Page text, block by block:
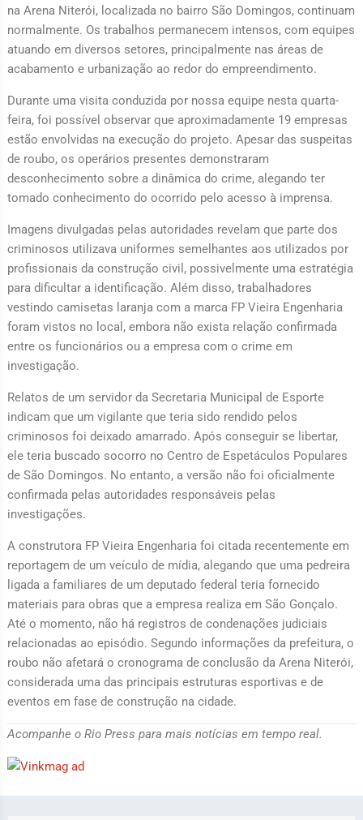
na Arena Niterói, localizada no bairro São Domingos, continuam
normalmente. Os trabalhos permanecem intensos, com equipes
atuando em diversos setores, principalmente nas áreas de
acabamento e urbanização ao redor do empreendimento.
Durante uma visita conduzida por nossa equipe nesta quarta-
feira, foi possível observar que aproximadamente 19 empresas
estão envolvidas na execução do projeto. Apesar das suspeitas
de roubo, os operários presentes demonstraram
desconhecimento sobre a dinâmica do crime, alegando ter
tomado conhecimento do ocorrido pelo acesso à imprensa.
Imagens divulgadas pelas autoridades revelam que parte dos
criminosos utilizava uniformes semelhantes aos utilizados por
profissionais da construção civil, possivelmente uma estratégia
para dificultar a identificação. Além disso, trabalhadores
vestindo camisetas laranja com a marca FP Vieira Engenharia
foram vistos no local, embora não exista relação confirmada
entre os funcionários ou a empresa com o crime em
investigação.
Relatos de um servidor da Secretaria Municipal de Esporte
indicam que um vigilante que teria sido rendido pelos
criminosos foi deixado amarrado. Após conseguir se libertar,
ele teria buscado socorro no Centro de Espetáculos Populares
de São Domingos. No entanto, a versão não foi oficialmente
confirmada pelas autoridades responsáveis pelas
investigações.
A construtora FP Vieira Engenharia foi citada recentemente em
reportagem de um veículo de mídia, alegando que uma pedreira
ligada a familiares de um deputado federal teria fornecido
materiais para obras que a empresa realiza em São Gonçalo.
Até o momento, não há registros de condenações judiciais
relacionadas ao episódio. Segundo informações da prefeitura, o
roubo não afetará o cronograma de conclusão da Arena Niterói,
considerada uma das principais estruturas esportivas e de
eventos em fase de construção na cidade.
Acompanhe o Rio Press para mais notícias em tempo real.